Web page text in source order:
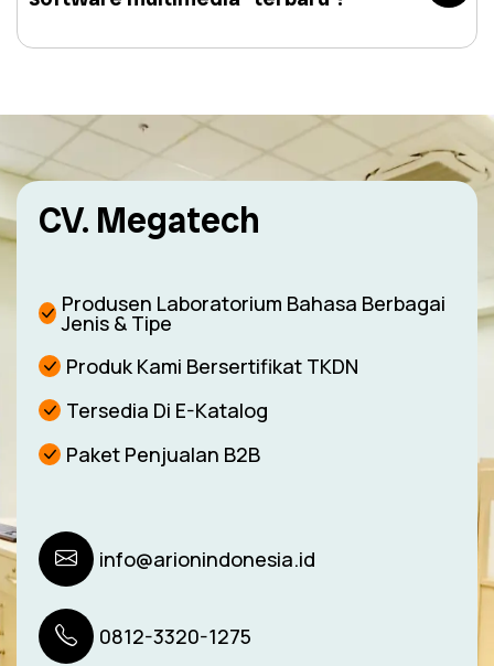
CV. Megatech
Produsen Laboratorium Bahasa Berbagai
Jenis & Tipe
Produk Kami Bersertifikat TKDN
Tersedia Di E-Katalog
Paket Penjualan B2B
info@arionindonesia.id
0812-3320-1275